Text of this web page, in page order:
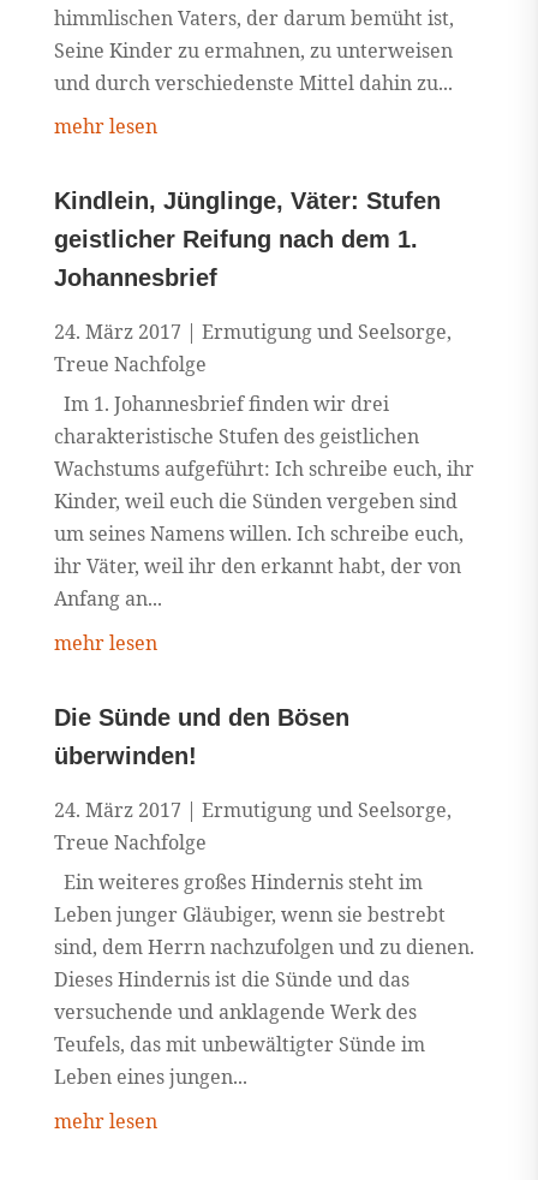
himmlischen Vaters, der darum bemüht ist,
Seine Kinder zu ermahnen, zu unterweisen
und durch verschiedenste Mittel dahin zu...
mehr lesen
Kindlein, Jünglinge, Väter: Stufen
geistlicher Reifung nach dem 1.
Johannesbrief
24. März 2017 | Ermutigung und Seelsorge,
Treue Nachfolge
Im 1. Johannesbrief finden wir drei
charakteristische Stufen des geistlichen
Wachstums aufgeführt: Ich schreibe euch, ihr
Kinder, weil euch die Sünden vergeben sind
um seines Namens willen. Ich schreibe euch,
ihr Väter, weil ihr den erkannt habt, der von
Anfang an...
mehr lesen
Die Sünde und den Bösen
überwinden!
24. März 2017 | Ermutigung und Seelsorge,
Treue Nachfolge
Ein weiteres großes Hindernis steht im
Leben junger Gläubiger, wenn sie bestrebt
sind, dem Herrn nachzufolgen und zu dienen.
Dieses Hindernis ist die Sünde und das
versuchende und anklagende Werk des
Teufels, das mit unbewältigter Sünde im
Leben eines jungen...
mehr lesen